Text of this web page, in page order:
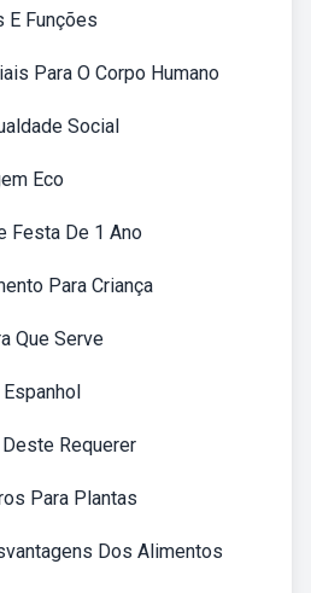
Funções
Para O Corpo Humano
Social
Eco
Festa De 1 Ano
Para Criança
Que Serve
Requerer
Para Plantas
Dos Alimentos